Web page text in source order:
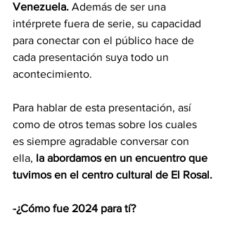
Venezuela. Además de ser una
intérprete fuera de serie, su capacidad
para conectar con el público hace de
cada presentación suya todo un
acontecimiento.
Para hablar de esta presentación, así
como de otros temas sobre los cuales
es siempre agradable conversar con
ella, la abordamos en un encuentro que
tuvimos en el centro cultural de El Rosal.
-¿Cómo fue 2024 para tí?